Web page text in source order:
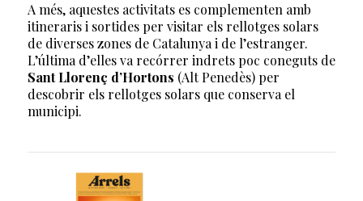
A més, aquestes activitats es complementen amb
itineraris i sortides per visitar els rellotges solars
de diverses zones de Catalunya i de l’estranger.
L’última d’elles va recórrer indrets poc coneguts de
Sant Llorenç d’Hortons (Alt Penedès) per
descobrir els rellotges solars que conserva el
municipi.